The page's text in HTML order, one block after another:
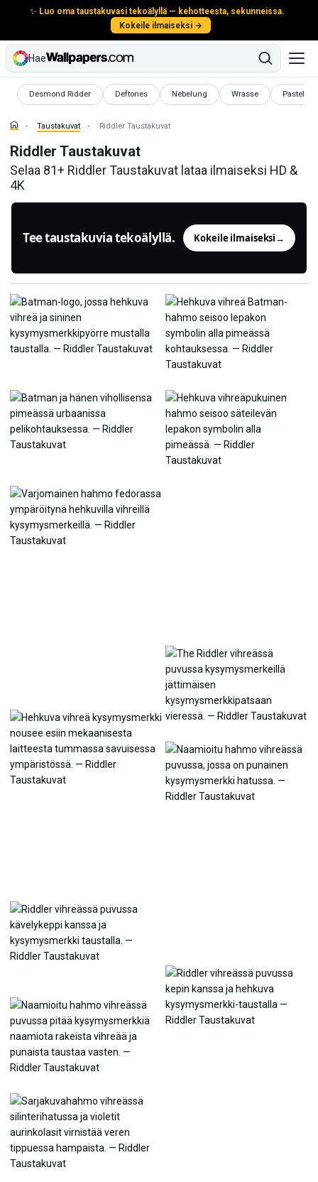
✨ Luo oma taustakuvasi tekoälyllä — kehotteesta, sekunneissa.
Kokeile ilmaiseksi →
Hae
Desmond Ridder
Taustakuvat Deftones
Taustakuvat Nebelung
Taustakuvat Wrasse
Taustakuvat Pastelli
Taustakuvat Riddler Taustakuvat
Riddler Taustakuvat
Selaa 81+ Riddler Taustakuvat lataa ilmaiseksi HD &
4K
Tee taustakuvia tekoälyllä. Kokeile ilmaiseksi→